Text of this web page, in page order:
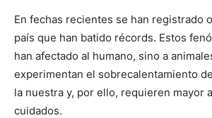
En fechas recientes se han registrado
país que han batido récords. Estos
han afectado al humano, sino a
experimentan el sobrecalentamiento
la nuestra y, por ello, requieren mayor
cuidados.